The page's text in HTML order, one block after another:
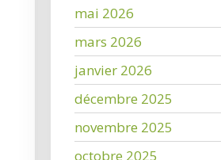
mai 2026
mars 2026
janvier 2026
décembre 2025
novembre 2025
octobre 2025